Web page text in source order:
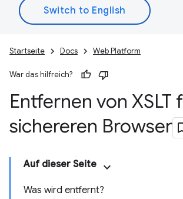
Startseite Docs Web Platform
War das hilfreich?
Entfernen von XSLT
sichereren Browser
Auf dieser Seite
Was wird entfernt?